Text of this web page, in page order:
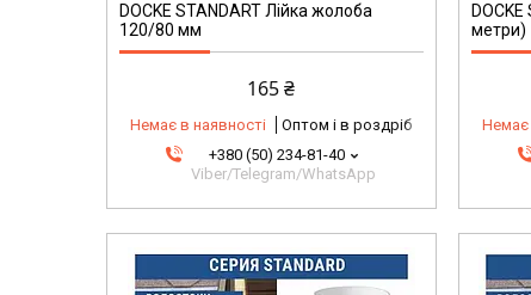
DOCKE STANDART Лійка жолоба
120/80 мм
165 ₴
Немає в наявності
Оптом і в роздріб
+380 (50) 234-81-40
Viber/Telegram/WhatsApp
метри)
Немає